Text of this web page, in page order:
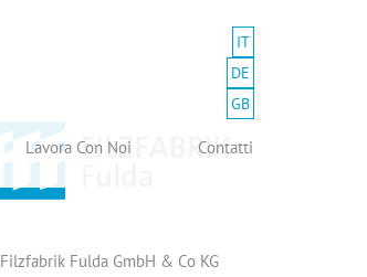
IT
DE
GB
Lavora Con Noi Contatti
Filzfabrik Fulda GmbH & Co KG